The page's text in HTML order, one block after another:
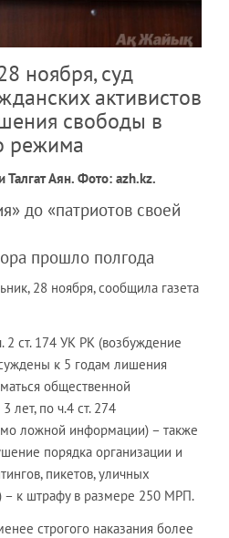
ноября, суд
активистов
свободы в
режима
Аян. Фото: azh.kz.
до «патриотов своей
прошло полгода
28 ноября, сообщила газета
2 ст. 174 УК РК (возбуждение
к 5 годам лишения
общественной
лет, по ч.4 ст. 274
ложной информации) – также
порядка организации и
пикетов, уличных
– к штрафу в размере 250 МРП.
строгого наказания более